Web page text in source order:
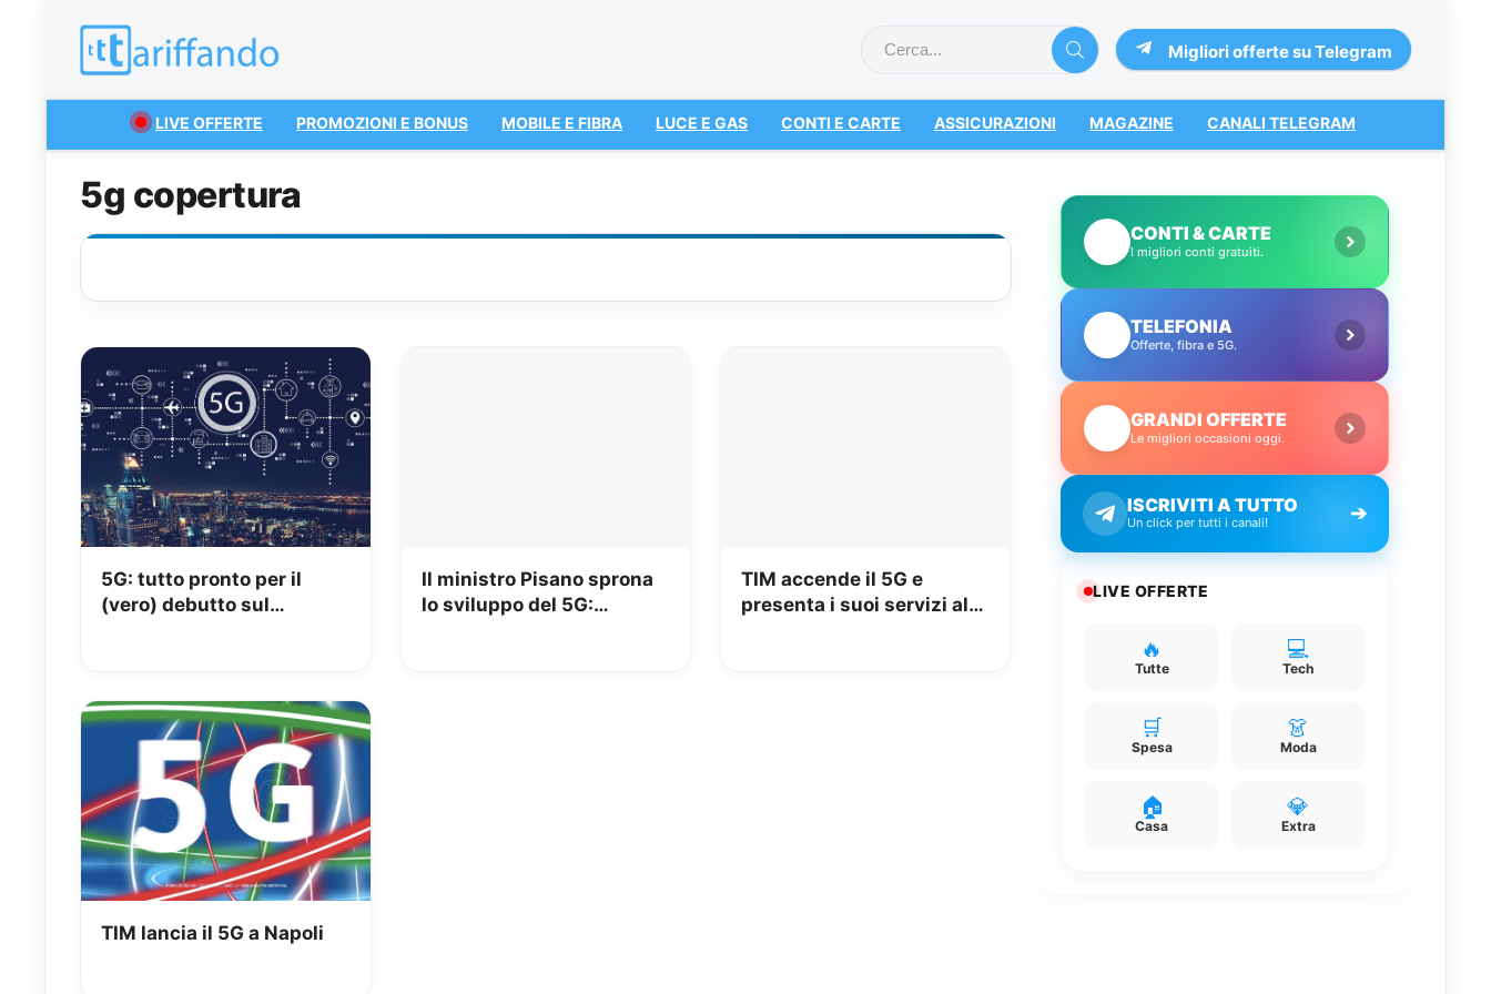
Migliori offerte su Telegram
LIVE OFFERTE PROMOZIONI E BONUS MOBILE E FIBRA LUCE E GAS CONTI E CARTE ASSICURAZIONI MAGAZINE CANALI TELEGRAM
5g copertura
5G: tutto pronto per il
(vero) debutto sul
Il ministro Pisano sprona
lo sviluppo del 5G:
TIM accende il 5G e
presenta i suoi servizi al
TIM lancia il 5G a Napoli
CONTI & CARTE
I migliori conti gratuiti.
TELEFONIA
Offerte, fibra e 5G.
GRANDI OFFERTE
Le migliori occasioni oggi.
ISCRIVITI A TUTTO
Un click per tutti i canali! ➔
LIVE OFFERTE
🔥
Tutte
💻
Tech
🛒
Spesa
👗
Moda
🏠
Casa
💎
Extra